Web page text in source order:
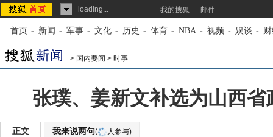
loading... 我的搜狐 邮件
首页 - 新闻 - 军事 - 文化 - 历史 - 体育 - NBA - 视频 - 娱谈 -
> 国内要闻 > 时事
张璞、姜新文补选为山西省
正文 我来说两句( 人参与)